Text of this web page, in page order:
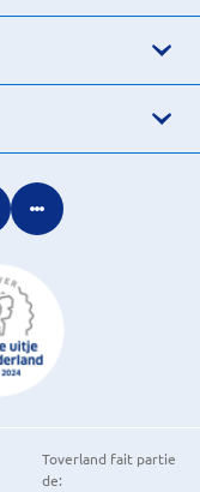
Toverland fait partie
de: